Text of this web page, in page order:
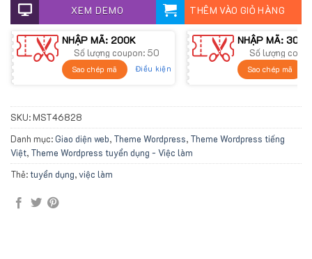
XEM DEMO THÊM VÀO GIỎ HÀNG
NHẬP MÃ: 200K
Số lượng coupon: 50
Sao chép mã Điều kiện
NHẬP MÃ: 300K
Số lượng
Sao chép mã
SKU: MST46828
Danh mục:Giao diện web, Theme Wordpress, Theme Wordpress tiếng
Việt, Theme Wordpress tuyển dụng - Việc làm
Thẻ:tuyển dụng,việc làm